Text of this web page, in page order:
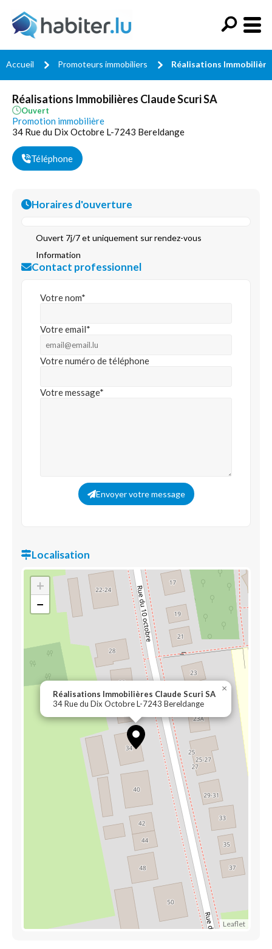
Accueil Promoteurs immobiliers Réalisations
Réalisations Immobilières Claude Scuri SA
Ouvert
Promotion immobilière
34 Rue du Dix Octobre L-7243 Bereldange
Téléphone
Horaires d'ouverture
Ouvert 7j/7 et uniquement sur rendez-vous
Information
Contact professionnel
Votre nom*
Votre email*
Votre numéro de téléphone
Votre message*
Envoyer votre message
Localisation
Réalisations Immobilières Claude Scuri SA
34 Rue du Dix Octobre L-7243 Bereldange
×
+
−
Leaflet